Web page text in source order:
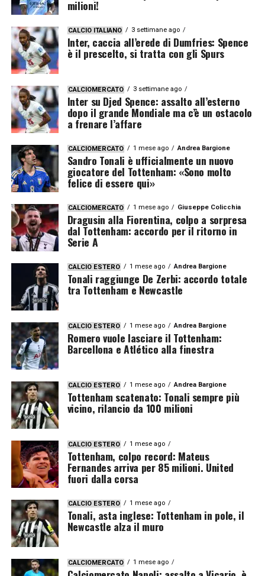
milioni!
CALCIO ITALIANO 3 settimane ago
Inter, caccia all’erede di Dumfries: Spence
è il prescelto, si tratta con gli Spurs
CALCIOMERCATO 3 settimane ago
Inter su Djed Spence: assalto all’esterno
dopo il grande Mondiale ma c’è un ostacolo
a frenare l’affare
CALCIOMERCATO 1 mese ago Andrea Bargione
Sandro Tonali è ufficialmente un nuovo
giocatore del Tottenham: «Sono molto
felice di essere qui»
CALCIOMERCATO 1 mese ago Giuseppe Colicchia
Dragusin alla Fiorentina, colpo a sorpresa
dal Tottenham: accordo per il ritorno in
Serie A
CALCIO ESTERO 1 mese ago Andrea Bargione
Tonali raggiunge De Zerbi: accordo totale
tra Tottenham e Newcastle
CALCIO ESTERO 1 mese ago Andrea Bargione
Romero vuole lasciare il Tottenham:
Barcellona e Atlético alla finestra
CALCIO ESTERO 1 mese ago Andrea Bargione
Tottenham scatenato: Tonali sempre più
vicino, rilancio da 100 milioni
CALCIO ESTERO 1 mese ago
Tottenham, colpo record: Mateus
Fernandes arriva per 85 milioni. United
fuori dalla corsa
CALCIO ESTERO 1 mese ago
Tonali, asta inglese: Tottenham in pole, il
Newcastle alza il muro
CALCIOMERCATO 1 mese ago